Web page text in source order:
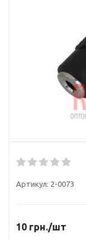
Артикул: 2-0073
10 грн./шт